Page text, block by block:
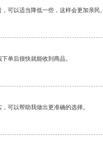
可以适当降低一些，这样会更加亲民。
单后很快就能收到商品。
可以帮助我做出更准确的选择。